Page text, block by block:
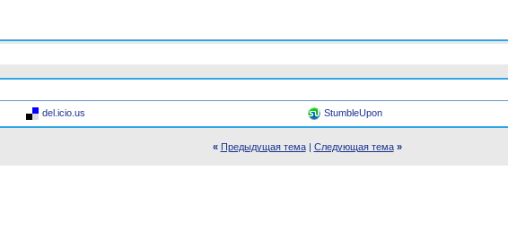
del.icio.us StumbleUpon
« Предыдущая тема| Следующая тема »